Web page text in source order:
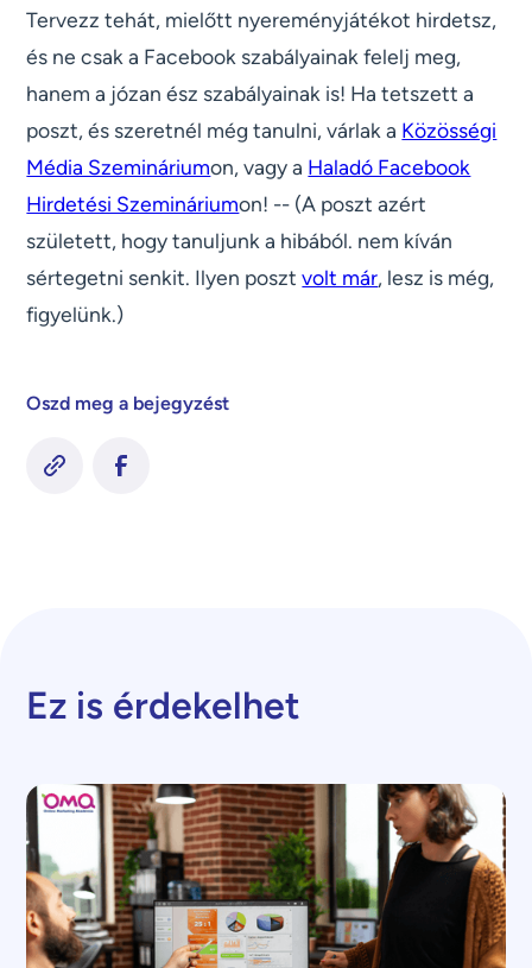
Tervezz tehát, mielőtt nyereményjátékot hirdetsz,
és ne csak a Facebook szabályainak felelj meg,
hanem a józan ész szabályainak is! Ha tetszett a
poszt, és szeretnél még tanulni, várlak a Közösségi
Média Szemináriumon, vagy a Haladó Facebook
Hirdetési Szemináriumon! -- (A poszt azért
született, hogy tanuljunk a hibából. nem kíván
sértegetni senkit. Ilyen posztvolt már, lesz is még,
figyelünk.)
Oszd meg a bejegyzést
Ez is érdekelhet